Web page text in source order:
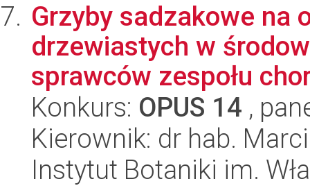
Grzyby sadzakowe na
drzewiastych w
sprawców zespołu
Konkurs: OPUS 14 ,
Kierownik: dr hab.
Instytut Botaniki im.